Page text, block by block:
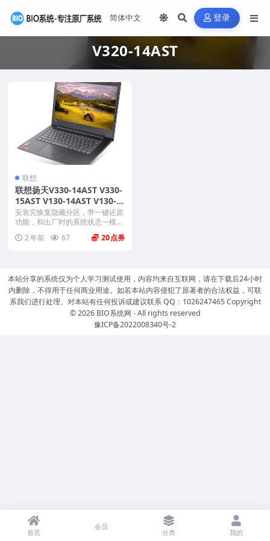
登录
V320-14AST
联想
联想扬天V330-14AST V330-
15AST V130-14AST V130-1
5AST V320-14AST V140-14
AST 原厂Windows10家庭版
oem系统镜像下载
安装完恢复隐藏分区，带一键还原
功能，和出厂时的系统状态一模一
2 年前 67 20
本站分享的系统仅为个人学习测试使用，内容均来自互联网，请在下载后24小时
内删除，不得用于任何商业用途。如若本站内容侵犯了原著者的合法权益，可联
系我们进行处理。对本站有任何投诉或建议联系 QQ：1026247465 Copyright
© 2026 BIO系统网 - All rights reserved
豫ICP备2022008340号-2
首页
会员
分类 我的